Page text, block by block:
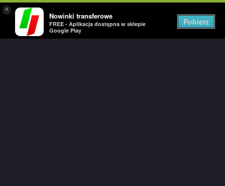
×
Nowinki transferowe
FREE - Aplikacja dostępna w sklepie
Google Play
Pobierz